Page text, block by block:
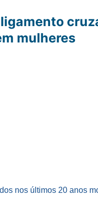
mulheres
nos últimos 20 anos